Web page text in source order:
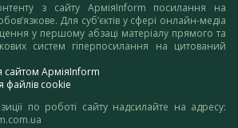
з сайту АрміяInform посилання на
Для суб’єктів у сфері онлайн-медіа
у першому абзаці матеріалу прямого та
систем гіперпосилання на цитований
сайтом АрміяInform
файлів cookie
по роботі сайту надсилайте на адресу: